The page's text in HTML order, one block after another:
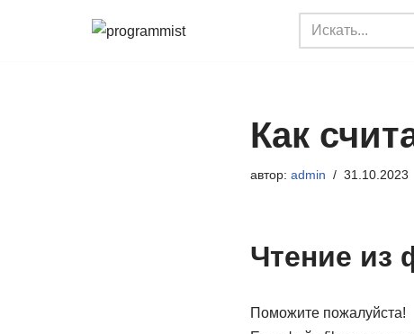
Как
автор: admin 31.10.2023
Чтение из
Поможите пожалуйста!